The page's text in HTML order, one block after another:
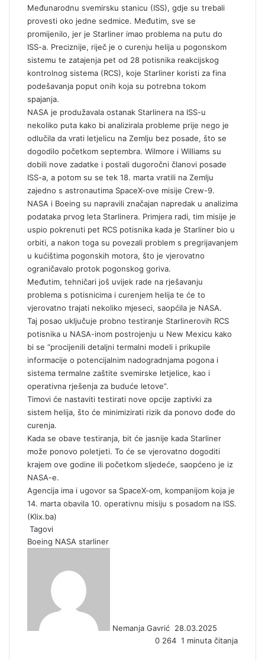
Međunarodnu svemirsku stanicu (ISS), gdje su trebali
provesti oko jedne sedmice. Međutim, sve se
promijenilo, jer je Starliner imao problema na putu do
ISS-a. Preciznije, riječ je o curenju helija u pogonskom
sistemu te zatajenja pet od 28 potisnika reakcijskog
kontrolnog sistema (RCS), koje Starliner koristi za fina
podešavanja poput onih koja su potrebna tokom
spajanja.
NASA je produžavala ostanak Starlinera na ISS-u
nekoliko puta kako bi analizirala probleme prije nego je
odlučila da vrati letjelicu na Zemlju bez posade, što se
dogodilo početkom septembra. Wilmore i Williams su
dobili nove zadatke i postali dugoročni članovi posade
ISS-a, a potom su se tek 18. marta vratili na Zemlju
zajedno s astronautima SpaceX-ove misije Crew-9.
NASA i Boeing su napravili značajan napredak u analizima
podataka prvog leta Starlinera. Primjera radi, tim misije je
uspio pokrenuti pet RCS potisnika kada je Starliner bio u
orbiti, a nakon toga su povezali problem s pregrijavanjem
u kućištima pogonskih motora, što je vjerovatno
ograničavalo protok pogonskog goriva.
Međutim, tehničari još uvijek rade na rješavanju
problema s potisnicima i curenjem helija te će to
vjerovatno trajati nekoliko mjeseci, saopćila je NASA.
Taj posao uključuje probno testiranje Starlinerovih RCS
potisnika u NASA-inom postrojenju u New Mexicu kako
bi se “procijenili detaljni termalni modeli i prikupile
informacije o potencijalnim nadogradnjama pogona i
sistema termalne zaštite svemirske letjelice, kao i
operativna rješenja za buduće letove”.
Timovi će nastaviti testirati nove opcije zaptivki za
sistem helija, što će minimizirati rizik da ponovo dođe do
curenja.
Kada se obave testiranja, bit će jasnije kada Starliner
može ponovo poletjeti. To će se vjerovatno dogoditi
krajem ove godine ili početkom sljedeće, saopćeno je iz
NASA-e.
Agencija ima i ugovor sa SpaceX-om, kompanijom koja je
14. marta obavila 10. operativnu misiju s posadom na ISS.
(Klix.ba)
Tagovi
Boeing NASA starliner
Nemanja Gavrić e
m
28.03.2025
0 264 1 minuta čitanja